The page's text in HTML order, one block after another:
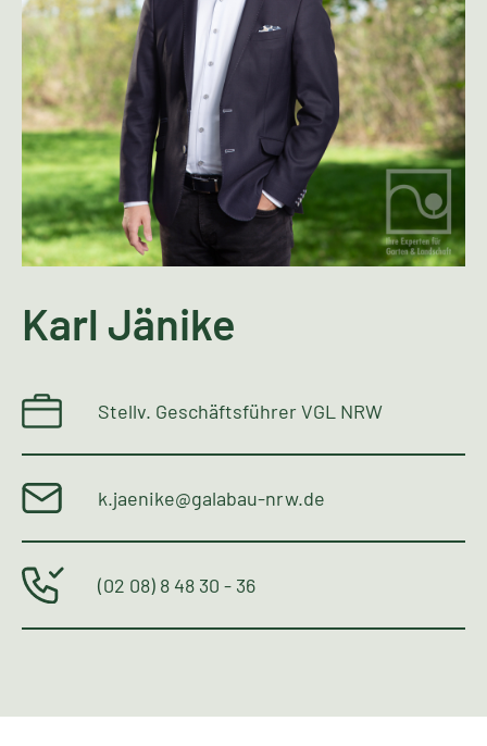
Karl Jänike
Stellv. Geschäftsführer VGL NRW
k.jaenike@galabau-nrw.de
(02 08) 8 48 30 - 36